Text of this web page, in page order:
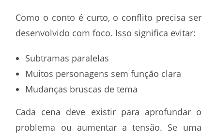
Como o conto é curto, o conflito precisa ser
desenvolvido com foco. Isso significa evitar:
Subtramas paralelas
Muitos personagens sem função clara
Mudanças bruscas de tema
Cada cena deve existir para aprofundar o
problema ou aumentar a tensão. Se uma